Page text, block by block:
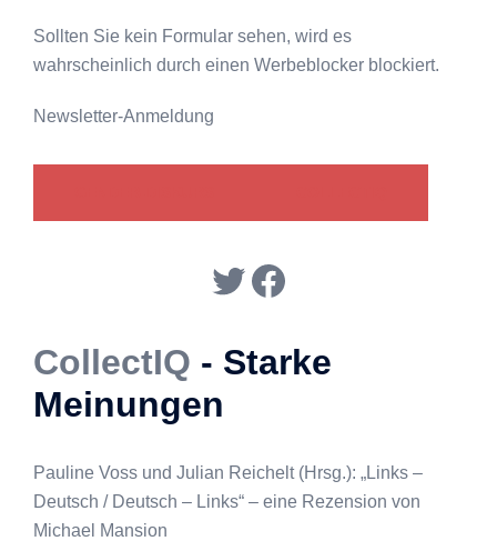
Sollten Sie kein Formular sehen, wird es
wahrscheinlich durch einen Werbeblocker blockiert.
Newsletter-Anmeldung
Twitter
Facebook
CollectIQ - Starke
Meinungen
Pauline Voss und Julian Reichelt (Hrsg.): „Links –
Deutsch / Deutsch – Links“ – eine Rezension von
Michael Mansion